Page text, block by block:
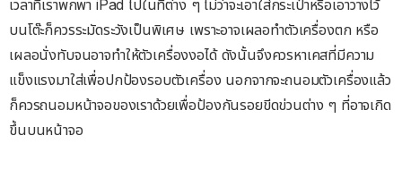
เวลาที่เราพกพา iPad ไปในที่ต่าง ๆ ไม่ว่าจะเอาใส่กระเป๋าหรือเอาวางไว้
บนโต๊ะก็ควรระมัดระวังเป็นพิเศษ เพราะอาจเผลอทำตัวเครื่องตก หรือ
เผลอนั่งทับจนอาจทำให้ตัวเครื่องงอได้ ดังนั้นจึงควรหาเคสที่มีความ
แข็งแรงมาใส่เพื่อปกป้องรอบตัวเครื่อง นอกจากจะถนอมตัวเครื่องแล้ว
ก็ควรถนอมหน้าจอของเราด้วยเพื่อป้องกันรอยขีดข่วนต่าง ๆ ที่อาจเกิด
ขึ้นบนหน้าจอ